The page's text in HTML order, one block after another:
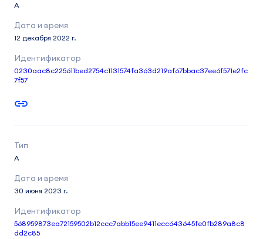
A
12 декабря 2022 г.
0230aac8c225611bed2754c1131574fa363d219af67bbac37ee6f571e2fc
7f57
A
30 июня 2023 г.
568959873ea72159502b12ccc7abb15ee9411ecc643645fe0fb289a8c8
dd2c85